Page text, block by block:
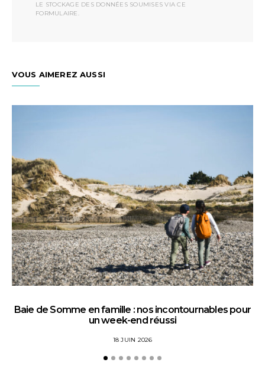
LE STOCKAGE DES DONNÉES SOUMISES VIA CE
FORMULAIRE.
VOUS AIMEREZ AUSSI
Baie de Somme en famille : nos incontournables pour
un week-end réussi
18 JUIN 2026